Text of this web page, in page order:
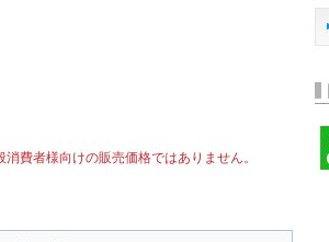
費者様向けの販売価格ではありません。